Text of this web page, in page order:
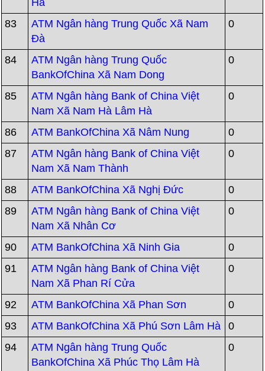
Hà
83
ATM Ngân hàng Trung Quốc Xã Nam
Đà
0
84
ATM Ngân hàng Trung Quốc
BankOfChina Xã Nam Dong
0
85
ATM Ngân hàng Bank of China Việt
Nam Xã Nam Hà Lâm Hà
0
86 ATM BankOfChina Xã Nâm Nung
0
87
ATM Ngân hàng Bank of China Việt
Nam Xã Nam Thành
0
88 ATM BankOfChina Xã Nghị Đức
0
89
ATM Ngân hàng Bank of China Việt
Nam Xã Nhân Cơ
0
90 ATM BankOfChina Xã Ninh Gia
0
91
ATM Ngân hàng Bank of China Việt
Nam Xã Phan Rí Cửa
0
92 ATM BankOfChina Xã Phan Sơn
0
93
ATM BankOfChina Xã Phú Sơn Lâm Hà
0
94
ATM Ngân hàng Trung Quốc
BankOfChina Xã Phúc Thọ Lâm Hà
0